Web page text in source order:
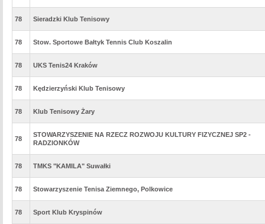
78 Sieradzki Klub Tenisowy
78 Stow. Sportowe Bałtyk Tennis Club Koszalin
78 UKS Tenis24 Kraków
78 Kędzierzyński Klub Tenisowy
78 Klub Tenisowy Żary
78
STOWARZYSZENIE NA RZECZ ROZWOJU KULTURY FIZYCZNEJ SP2 -
RADZIONKÓW
78 TMKS "KAMILA" Suwałki
78 Stowarzyszenie Tenisa Ziemnego, Polkowice
78 Sport Klub Kryspinów